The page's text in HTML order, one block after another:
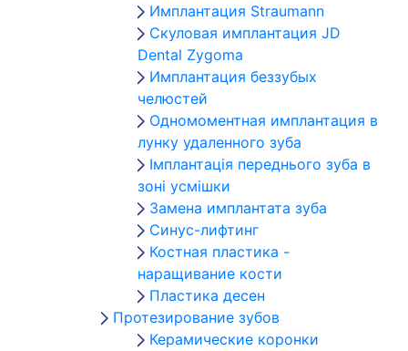
Имплантация Straumann
Скуловая имплантация JD
Dental Zygoma
Имплантация беззубых
челюстей
Одномоментная имплантация в
лунку удаленного зуба
Імплантація переднього зуба в
зоні усмішки
Замена имплантата зуба
Синус-лифтинг
Костная пластика -
наращивание кости
Пластика десен
Протезирование зубов
Керамические коронки